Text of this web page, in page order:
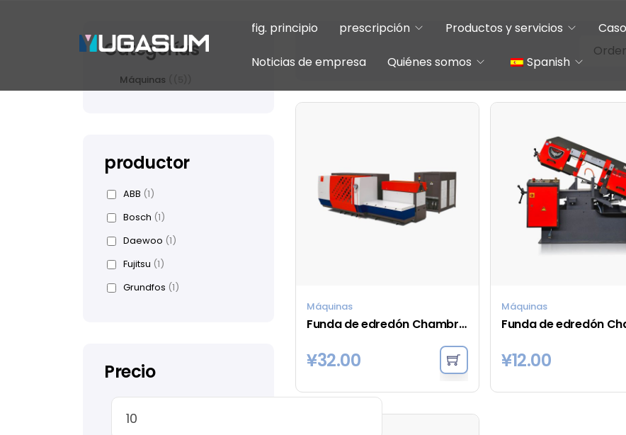
fig. principio prescripción Productos y servicios
Noticias de empresa Quiénes somos Spanish
English
Máquinas
Funda de edredón Chambray Vintage Stripe - Negro
¥32.00
Máquinas
¥12.00
Categorías
Máquinas
productor
ABB (1)
Bosch (1)
Daewoo (1)
Fujitsu (1)
Grundfos (1)
Precio